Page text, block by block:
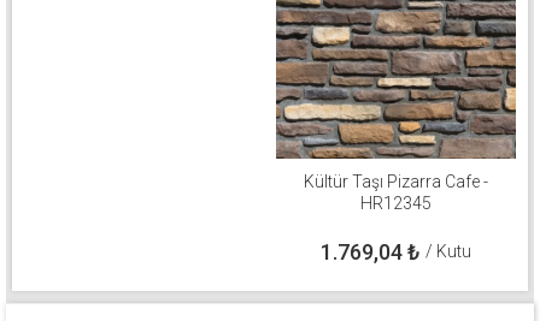
Kültür Taşı Pizarra Cafe -
HR12345
1.769,04₺ / Kutu